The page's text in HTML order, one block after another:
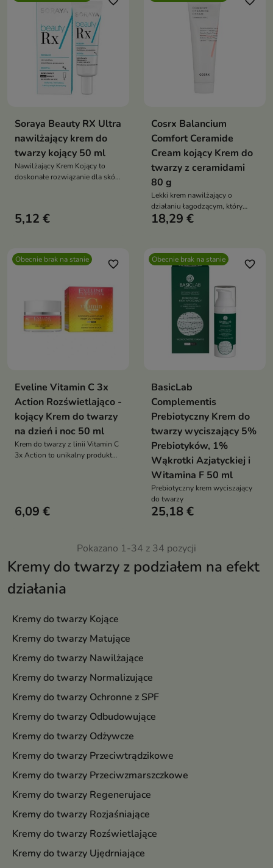
Kremy do twarzy z podziałem na efekt
działania
Kremy do twarzy Kojące
Kremy do twarzy Matujące
Kremy do twarzy Nawilżające
Kremy do twarzy Normalizujące
Kremy do twarzy Ochronne z SPF
Kremy do twarzy Odbudowujące
Kremy do twarzy Odżywcze
Kremy do twarzy Przeciwtrądzikowe
Kremy do twarzy Przeciwzmarszczkowe
Kremy do twarzy Regenerujace
Kremy do twarzy Rozjaśniające
Kremy do twarzy Rozświetlające
Kremy do twarzy Ujędrniające
Soraya Beauty RX Ultra
nawilżający krem do
twarzy kojący 50 ml
Nawilżający Krem Kojący to
doskonałe rozwiązanie dla skóry
5,12 €
Cosrx Balancium
Comfort Ceramide
Cream kojący Krem do
twarzy z ceramidami
80 g
Lekki krem nawilżający o
działaniu łagodzącym, który
idealnie sprawdzi się w
18,29 €
Obecnie brak na stanie favorite_border
Eveline Vitamin C 3x
Action Rozświetlająco -
kojący Krem do twarzy
na dzień i noc 50 ml
Krem do twarzy z linii Vitamin C
3x Action to unikalny produkt
6,09 €
Obecnie brak na stanie favorite_border
BasicLab
Complementis
Prebiotyczny Krem do
twarzy wyciszający 5%
Prebiotyków, 1%
Wąkrotki Azjatyckiej i
Witamina F 50 ml
Prebiotyczny krem wyciszający
do twarzy
25,18 €
Pokazano 1-34 z 34 pozycji